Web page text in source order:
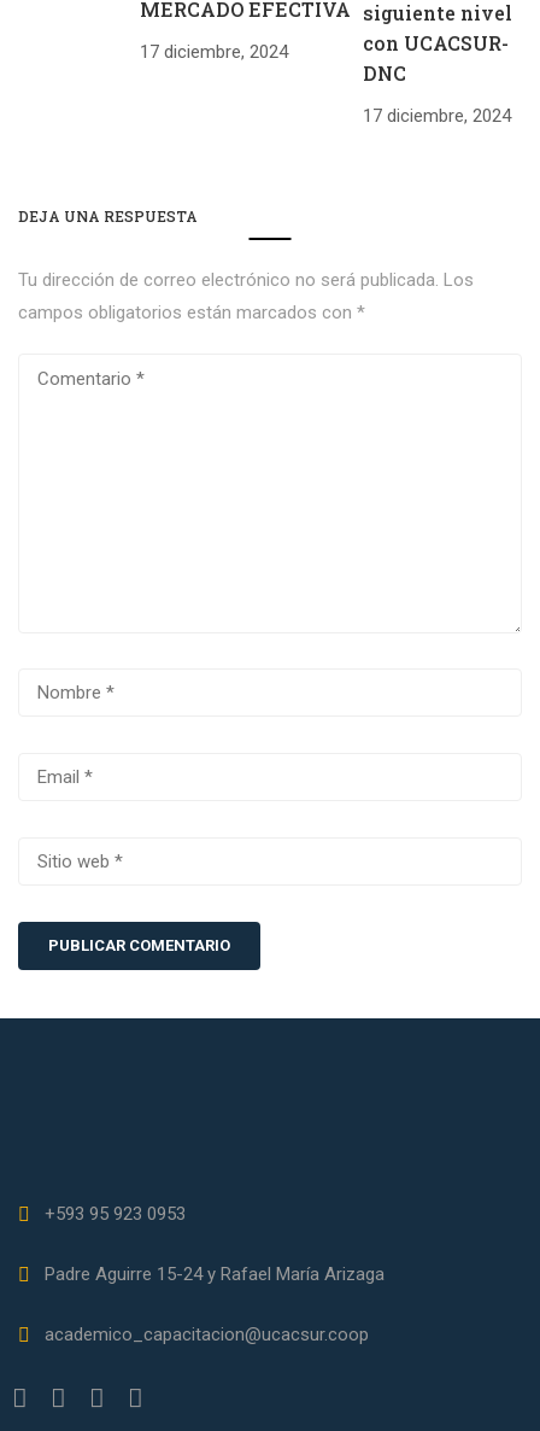
MERCADO EFECTIVA
17 diciembre, 2024
siguiente nivel
con UCACSUR-
DNC
17 diciembre, 2024
DEJA UNA RESPUESTA
Tu dirección de correo electrónico no será publicada. Los
campos obligatorios están marcados con *
+593 95 923 0953
Padre Aguirre 15-24 y Rafael María Arizaga
academico_capacitacion@ucacsur.coop